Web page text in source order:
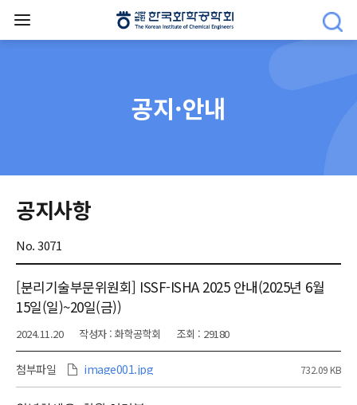
공지·안내
공지사항
No. 3071
[분리기술부문위원회] ISSF-ISHA 2025 안내(2025년 6월
15일(일)~20일(금))
2024.11.20 작성자 : 화학공학회 조회 : 29180
첨부파일 image001.jpg 732.09 KB